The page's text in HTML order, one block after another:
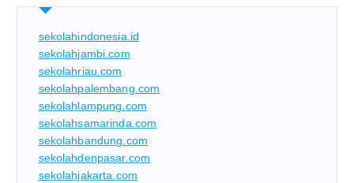
sekolahindonesia.id
sekolahjambi.com
sekolahriau.com
sekolahpalembang.com
sekolahlampung.com
sekolahsamarinda.com
sekolahbandung.com
sekolahdenpasar.com
sekolahjakarta.com